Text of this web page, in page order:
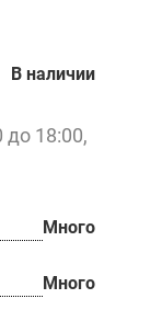
В наличии
до 18:00,
Много
Много